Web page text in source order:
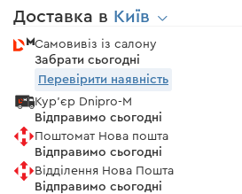
Доставка в Київ
Самовивіз із салону
Забрати сьогодні
Перевірити наявність
Кур'єр Dnipro-M
Відправимо сьогодні
Поштомат Нова пошта
Відправимо сьогодні
Відділення Нова Пошта
Відправимо сьогодні